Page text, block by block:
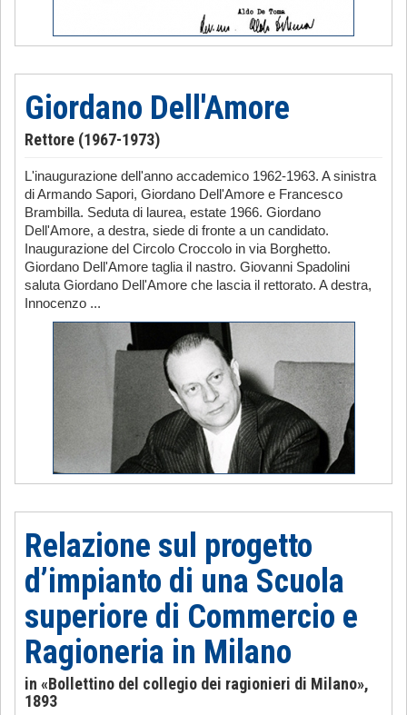
Giordano Dell'Amore
Rettore (1967-1973)
L'inaugurazione dell'anno accademico 1962-1963. A sinistra
di Armando Sapori, Giordano Dell'Amore e Francesco
Brambilla. Seduta di laurea, estate 1966. Giordano
Dell'Amore, a destra, siede di fronte a un candidato.
Inaugurazione del Circolo Croccolo in via Borghetto.
Giordano Dell'Amore taglia il nastro. Giovanni Spadolini
saluta Giordano Dell'Amore che lascia il rettorato. A destra,
Innocenzo ...
Relazione sul progetto
d’impianto di una Scuola
superiore di Commercio e
Ragioneria in Milano
in «Bollettino del collegio dei ragionieri di Milano»,
1893